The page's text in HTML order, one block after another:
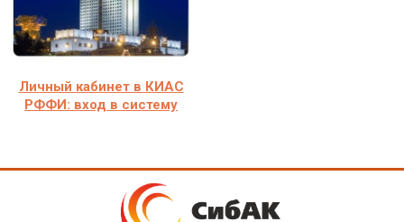
Личный кабинет в КИАС
РФФИ: вход в систему